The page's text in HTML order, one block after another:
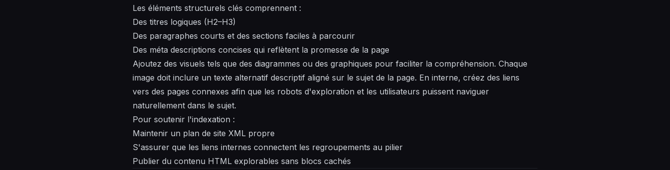
Les éléments structurels clés comprennent :
Des titres logiques (H2–H3)
Des paragraphes courts et des sections faciles à parcourir
Des méta descriptions concises qui reflètent la promesse de la page
Ajoutez des visuels tels que des diagrammes ou des graphiques pour faciliter la compréhension. Chaque
image doit inclure un texte alternatif descriptif aligné sur le sujet de la page. En interne, créez des liens
vers des pages connexes afin que les robots d'exploration et les utilisateurs puissent naviguer
naturellement dans le sujet.
Pour soutenir l'indexation :
Maintenir un plan de site XML propre
S'assurer que les liens internes connectent les regroupements au pilier
Publier du contenu HTML explorables sans blocs cachés